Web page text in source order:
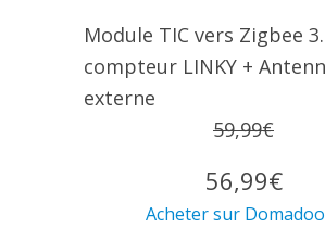
Module TIC vers Zigbee
compteur LINKY +
externe
59,99€
56,99€
Acheter sur